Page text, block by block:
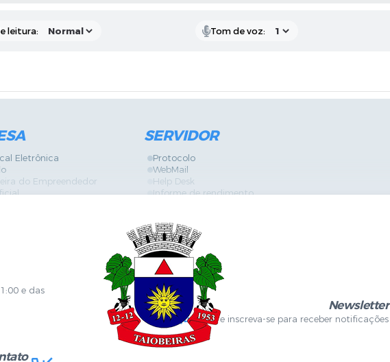
leitura: Tom de voz:
Eletrônica
do Empreendedor
Sanitária
SERVIDOR
Protocolo
WebMail
Help Desk
Informe de rendimento
GPI
Diário Oficial
Fale com RH
SGDI - Sistema de Gerência de Demandas Internas
Concurso Público e Processo Seletivo
Portal da Atenção Primaria
e das
Newsletter
Clique aquie inscreva-se para receber notificações